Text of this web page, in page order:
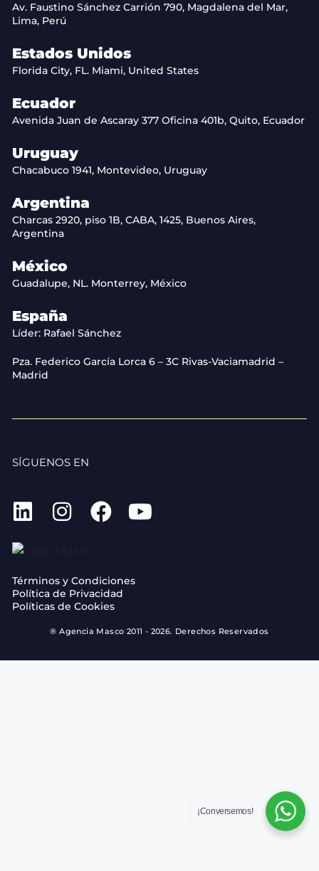
Av. Faustino Sánchez Carrión 790, Magdalena del Mar,
Lima, Perú
Estados Unidos
Florida City, FL. Miami, United States
Ecuador
Avenida Juan de Ascaray 377 Oficina 401b, Quito, Ecuador
Uruguay
Chacabuco 1941, Montevideo, Uruguay
Argentina
Charcas 2920, piso 1B, CABA, 1425, Buenos Aires,
Argentina
México
Guadalupe, NL. Monterrey, México
España
Líder: Rafael Sánchez
Pza. Federico García Lorca 6 – 3C Rivas-Vaciamadrid –
Madrid
SÍGUENOS EN
Términos y Condiciones
Política de Privacidad
Políticas de Cookies
® Agencia Masco 2011 - 2026. Derechos Reservados
¡Conversemos!